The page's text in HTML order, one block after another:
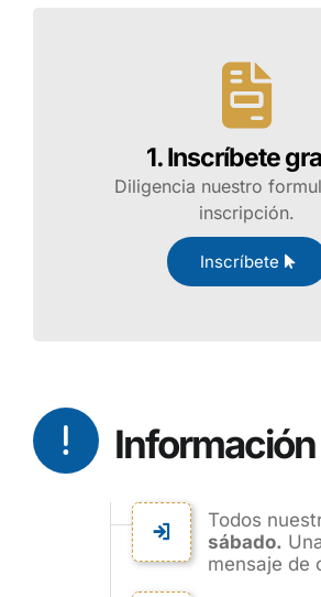
1. Inscríbete
Diligencia nuestro
inscripción.
Inscríbete
Todos
sábado.
mensaje de